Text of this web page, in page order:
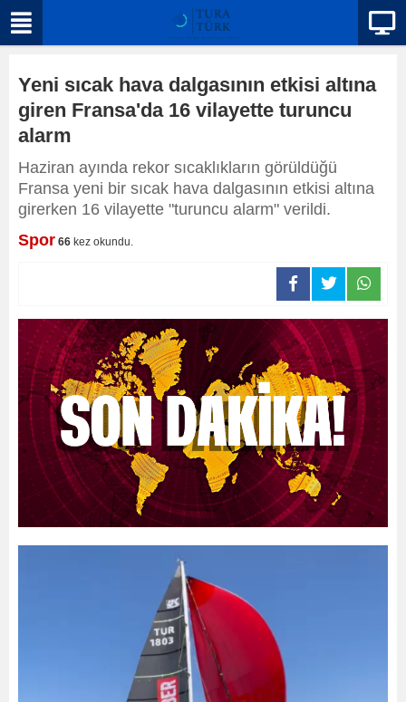
Yeni sıcak hava dalgasının etkisi altına
giren Fransa'da 16 vilayette turuncu
alarm
Haziran ayında rekor sıcaklıkların görüldüğü
Fransa yeni bir sıcak hava dalgasının etkisi altına
girerken 16 vilayette "turuncu alarm" verildi.
Spor 66 kez okundu.